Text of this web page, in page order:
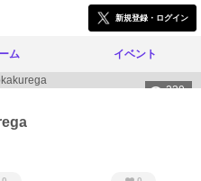
新規登録・ログイン
ム イベント
239